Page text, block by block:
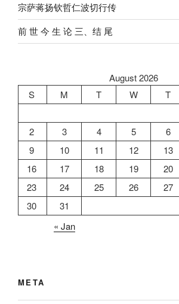
宗萨蒋扬钦哲仁波切行传
前 世 今 生 论 三、结 尾
August 2026
S
M T W T
2
3 4 5 6
9
10 11 12 13
16
17 18 19 20
23
24 25 26 27
30
31
« Jan
META